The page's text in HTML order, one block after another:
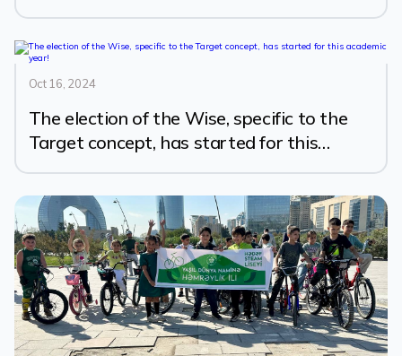
Oct 16, 2024
The election of the Wise, specific to the
Target concept, has started for this
academic year!